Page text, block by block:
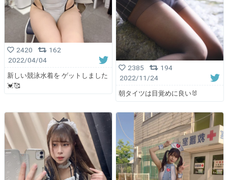
2420
162
2022/04/04
新しい競泳水着を ゲットしました
💓🥰
2385
194
2022/11/24
朝タイツは目覚めに良い🐰